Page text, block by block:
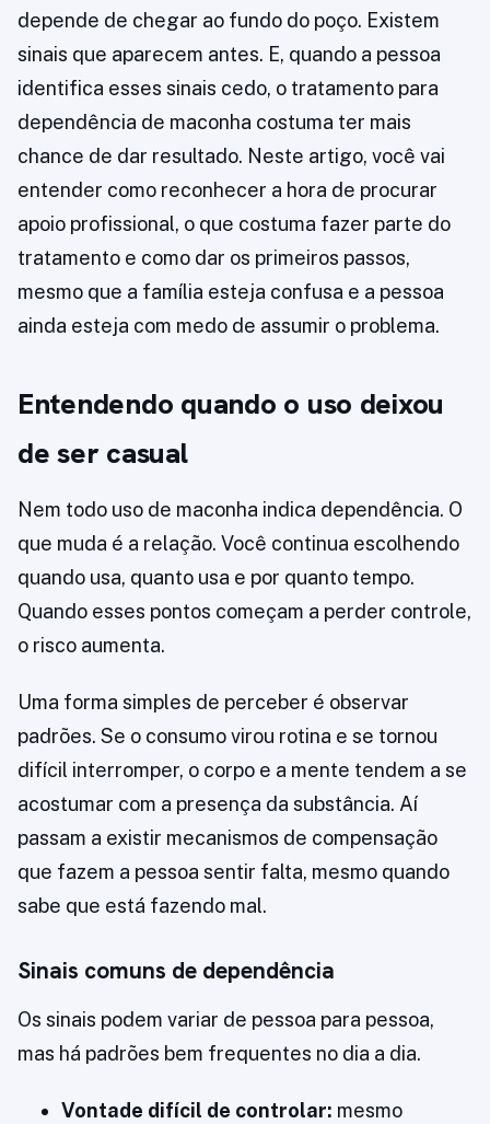
depende de chegar ao fundo do poço. Existem
sinais que aparecem antes. E, quando a pessoa
identifica esses sinais cedo, o tratamento para
dependência de maconha costuma ter mais
chance de dar resultado. Neste artigo, você vai
entender como reconhecer a hora de procurar
apoio profissional, o que costuma fazer parte do
tratamento e como dar os primeiros passos,
mesmo que a família esteja confusa e a pessoa
ainda esteja com medo de assumir o problema.
Entendendo quando o uso deixou
de ser casual
Nem todo uso de maconha indica dependência. O
que muda é a relação. Você continua escolhendo
quando usa, quanto usa e por quanto tempo.
Quando esses pontos começam a perder controle,
o risco aumenta.
Uma forma simples de perceber é observar
padrões. Se o consumo virou rotina e se tornou
difícil interromper, o corpo e a mente tendem a se
acostumar com a presença da substância. Aí
passam a existir mecanismos de compensação
que fazem a pessoa sentir falta, mesmo quando
sabe que está fazendo mal.
Sinais comuns de dependência
Os sinais podem variar de pessoa para pessoa,
mas há padrões bem frequentes no dia a dia.
Vontade difícil de controlar: mesmo